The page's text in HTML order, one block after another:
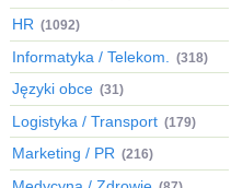
HR (1092)
Informatyka / Telekom. (318)
Języki obce (31)
Logistyka / Transport (179)
Marketing / PR (216)